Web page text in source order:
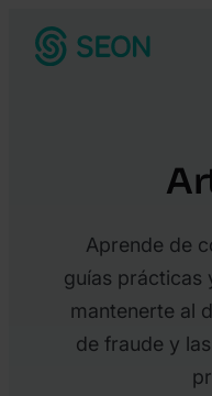
Saltar
Aprende de
guías prácticas
mantenerte al
de fraude y